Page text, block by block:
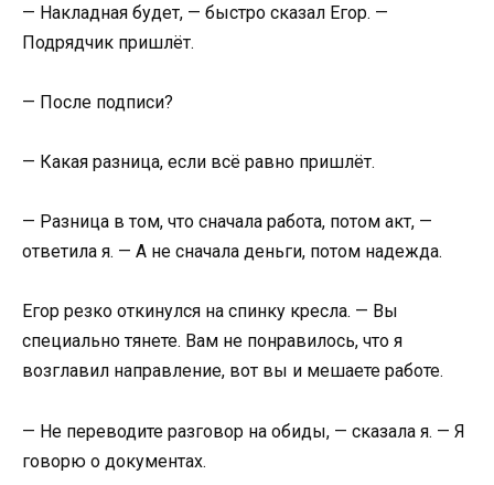
— Накладная будет, — быстро сказал Егор. —
Подрядчик пришлёт.
— После подписи?
— Какая разница, если всё равно пришлёт.
— Разница в том, что сначала работа, потом акт, —
ответила я. — А не сначала деньги, потом надежда.
Егор резко откинулся на спинку кресла. — Вы
специально тянете. Вам не понравилось, что я
возглавил направление, вот вы и мешаете работе.
— Не переводите разговор на обиды, — сказала я. — Я
говорю о документах.